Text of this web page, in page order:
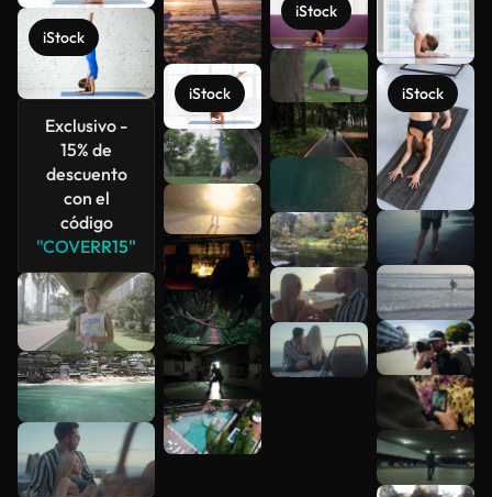
iStock
Exclusivo -
15% de
descuento
con el
código
"COVERR15"
iStock
iStock
iStock
Ver más